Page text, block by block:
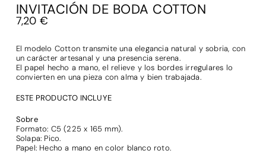
INVITACIÓN DE BODA COTTON
7,20 €
El modelo Cotton transmite una elegancia natural y sobria, con
un carácter artesanal y una presencia serena.
El papel hecho a mano, el relieve y los bordes irregulares lo
convierten en una pieza con alma y bien trabajada.
ESTE PRODUCTO INCLUYE
Sobre
Formato: C5 (225 x 165 mm).
Solapa: Pico.
Papel: Hecho a mano en color blanco roto.